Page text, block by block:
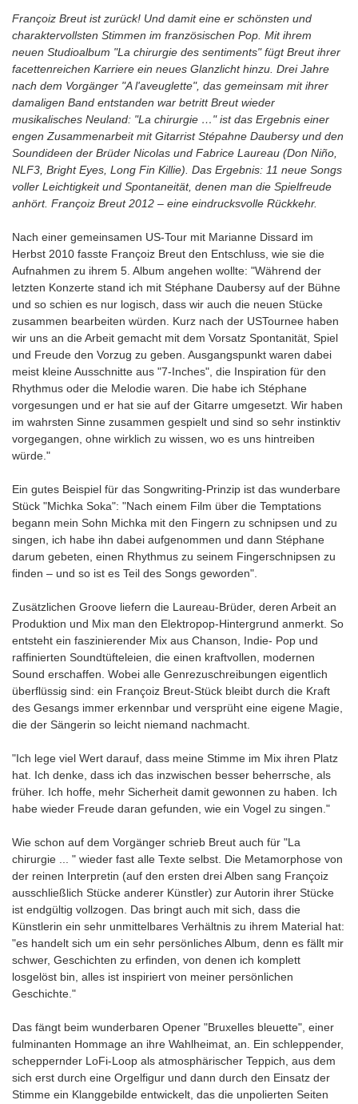
Françoiz Breut ist zurück! Und damit eine er schönsten und
charaktervollsten Stimmen im französischen Pop. Mit ihrem
neuen Studioalbum "La chirurgie des sentiments" fügt Breut ihrer
facettenreichen Karriere ein neues Glanzlicht hinzu. Drei Jahre
nach dem Vorgänger "A l'aveuglette", das gemeinsam mit ihrer
damaligen Band entstanden war betritt Breut wieder
musikalisches Neuland: "La chirurgie …" ist das Ergebnis einer
engen Zusammenarbeit mit Gitarrist Stépahne Daubersy und den
Soundideen der Brüder Nicolas und Fabrice Laureau (Don Niño,
NLF3, Bright Eyes, Long Fin Killie). Das Ergebnis: 11 neue Songs
voller Leichtigkeit und Spontaneität, denen man die Spielfreude
anhört. Françoiz Breut 2012 – eine eindrucksvolle Rückkehr.
Nach einer gemeinsamen US-Tour mit Marianne Dissard im
Herbst 2010 fasste Françoiz Breut den Entschluss, wie sie die
Aufnahmen zu ihrem 5. Album angehen wollte: "Während der
letzten Konzerte stand ich mit Stéphane Daubersy auf der Bühne
und so schien es nur logisch, dass wir auch die neuen Stücke
zusammen bearbeiten würden. Kurz nach der USTournee haben
wir uns an die Arbeit gemacht mit dem Vorsatz Spontanität, Spiel
und Freude den Vorzug zu geben. Ausgangspunkt waren dabei
meist kleine Ausschnitte aus "7-Inches", die Inspiration für den
Rhythmus oder die Melodie waren. Die habe ich Stéphane
vorgesungen und er hat sie auf der Gitarre umgesetzt. Wir haben
im wahrsten Sinne zusammen gespielt und sind so sehr instinktiv
vorgegangen, ohne wirklich zu wissen, wo es uns hintreiben
würde."
Ein gutes Beispiel für das Songwriting-Prinzip ist das wunderbare
Stück "Michka Soka": "Nach einem Film über die Temptations
begann mein Sohn Michka mit den Fingern zu schnipsen und zu
singen, ich habe ihn dabei aufgenommen und dann Stéphane
darum gebeten, einen Rhythmus zu seinem Fingerschnipsen zu
finden – und so ist es Teil des Songs geworden".
Zusätzlichen Groove liefern die Laureau-Brüder, deren Arbeit an
Produktion und Mix man den Elektropop-Hintergrund anmerkt. So
entsteht ein faszinierender Mix aus Chanson, Indie- Pop und
raffinierten Soundtüfteleien, die einen kraftvollen, modernen
Sound erschaffen. Wobei alle Genrezuschreibungen eigentlich
überflüssig sind: ein Françoiz Breut-Stück bleibt durch die Kraft
des Gesangs immer erkennbar und versprüht eine eigene Magie,
die der Sängerin so leicht niemand nachmacht.
"Ich lege viel Wert darauf, dass meine Stimme im Mix ihren Platz
hat. Ich denke, dass ich das inzwischen besser beherrsche, als
früher. Ich hoffe, mehr Sicherheit damit gewonnen zu haben. Ich
habe wieder Freude daran gefunden, wie ein Vogel zu singen."
Wie schon auf dem Vorgänger schrieb Breut auch für "La
chirurgie ... " wieder fast alle Texte selbst. Die Metamorphose von
der reinen Interpretin (auf den ersten drei Alben sang Françoiz
ausschließlich Stücke anderer Künstler) zur Autorin ihrer Stücke
ist endgültig vollzogen. Das bringt auch mit sich, dass die
Künstlerin ein sehr unmittelbares Verhältnis zu ihrem Material hat:
"es handelt sich um ein sehr persönliches Album, denn es fällt mir
schwer, Geschichten zu erfinden, von denen ich komplett
losgelöst bin, alles ist inspiriert von meiner persönlichen
Geschichte."
Das fängt beim wunderbaren Opener "Bruxelles bleuette", einer
fulminanten Hommage an ihre Wahlheimat, an. Ein schleppender,
scheppernder LoFi-Loop als atmosphärischer Teppich, aus dem
sich erst durch eine Orgelfigur und dann durch den Einsatz der
Stimme ein Klanggebilde entwickelt, das die unpolierten Seiten